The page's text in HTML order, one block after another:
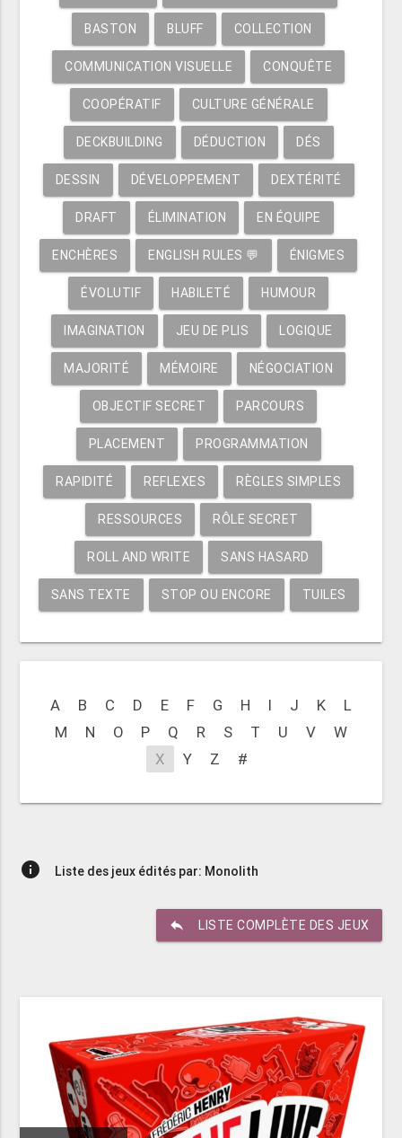
BASTON BLUFF COLLECTION
COMMUNICATION VISUELLE CONQUÊTE
COOPÉRATIF CULTURE GÉNÉRALE
DECKBUILDING DÉDUCTION DÉS
DESSIN DÉVELOPPEMENT DEXTÉRITÉ
DRAFT ÉLIMINATION EN ÉQUIPE
ENCHÈRES ENGLISH RULES 💬 ÉNIGMES
ÉVOLUTIF HABILETÉ HUMOUR
IMAGINATION JEU DE PLIS LOGIQUE
MAJORITÉ MÉMOIRE NÉGOCIATION
OBJECTIF SECRET PARCOURS
PLACEMENT PROGRAMMATION
RAPIDITÉ REFLEXES RÈGLES SIMPLES
RESSOURCES RÔLE SECRET
ROLL AND WRITE SANS HASARD
SANS TEXTE STOP OU ENCORE TUILES
A B C D E F G H I J K
L
M
N O P Q R S T U V
W
X
Y Z #
info Liste des jeux édités par: Monolith
reply LISTE COMPLÈTE DES JEUX